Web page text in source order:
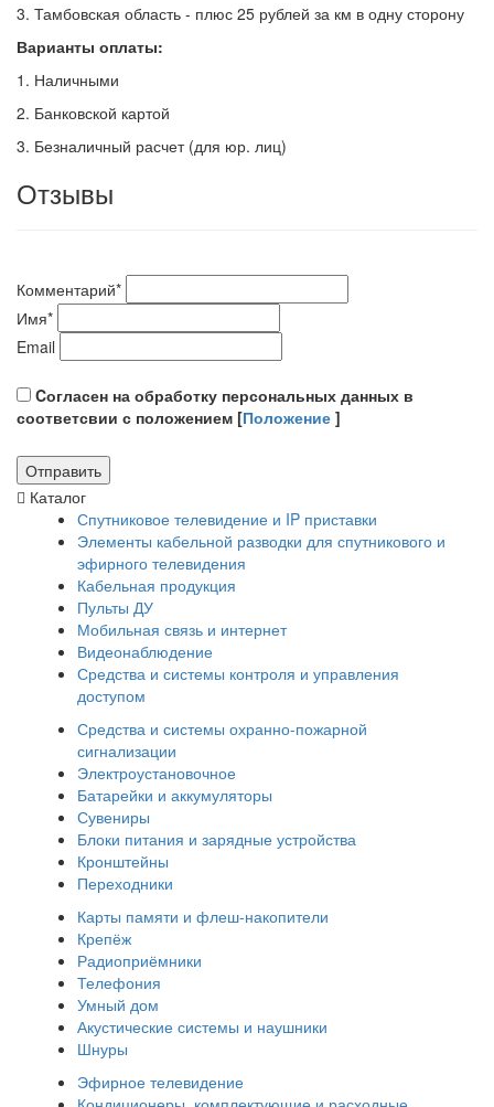
3. Тамбовская область - плюс 25 рублей за км в одну сторону
Варианты оплаты:
1. Наличными
2. Банковской картой
3. Безналичный расчет (для юр. лиц)
Отзывы
Комментарий*
Имя*
Email
Cогласен на обработку персональных данных в
соответсвии с положением [Положение ]
Каталог
Спутниковое телевидение и IP приставки
Элементы кабельной разводки для спутникового и
эфирного телевидения
Кабельная продукция
Пульты ДУ
Мобильная связь и интернет
Видеонаблюдение
Средства и системы контроля и управления
доступом
Средства и системы охранно-пожарной
сигнализации
Электроустановочное
Батарейки и аккумуляторы
Сувениры
Блоки питания и зарядные устройства
Кронштейны
Переходники
Карты памяти и флеш-накопители
Крепёж
Радиоприёмники
Телефония
Умный дом
Акустические системы и наушники
Шнуры
Эфирное телевидение